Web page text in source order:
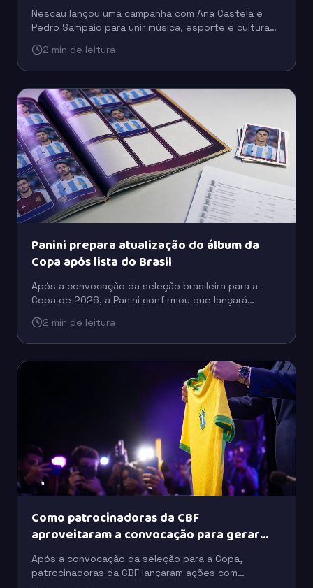
Nescau lançou uma campanha com Ana Castela e
Pedro Sampaio para unir música, esporte e cultura
novas gerações.
2 min de leitura
Panini prepara atualização do álbum da
Copa após lista do Brasil
Após a convocação da seleção brasileira para a
Copa de 2026, a Panini confirmou que lançará
fora da versão inicial do álbum.
2 min de leitura
Como patrocinadoras da CBF
aproveitaram a convocação para gerar
buzz
Após a convocação da seleção para a Copa,
patrocinadoras da CBF lançaram ações com